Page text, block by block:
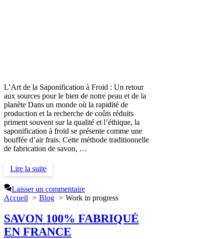
L’Art de la Saponification à Froid : Un retour
aux sources pour le bien de notre peau et de la
planète Dans un monde où la rapidité de
production et la recherche de coûts réduits
priment souvent sur la qualité et l’éthique, la
saponification à froid se présente comme une
bouffée d’air frais. Cette méthode traditionnelle
de fabrication de savon, …
Lire la suite
Laisser un commentaire
Accueil
Blog Work in progress
SAVON 100% FABRIQUÉ
EN FRANCE